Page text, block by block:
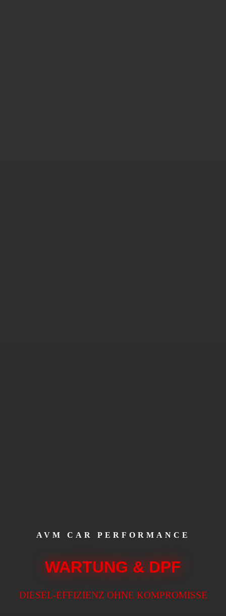
AVM CAR PERFORMANCE
WARTUNG & DPF
DIESEL-EFFIZIENZ OHNE KOMPROMISSE